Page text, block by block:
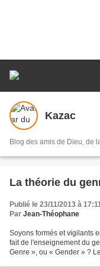
Kazac
Blog des amis de Dieu, de
La théorie du
Publié le 23/11/2013 à
Par Jean-Théophane
Soyons formés et vigilants
fait de l'enseignement du
Genre », ou « Gender » ?